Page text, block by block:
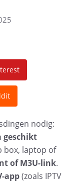
nodig:
geschikt
box, laptop of
of M3U-link.
app(zoals IPTV